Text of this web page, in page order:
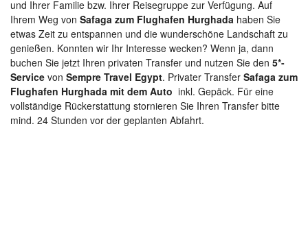
und Ihrer Familie bzw. Ihrer Reisegruppe zur Verfügung. Auf
Ihrem Weg von Safaga zum Flughafen Hurghada haben Sie
etwas Zeit zu entspannen und die wunderschöne Landschaft zu
genießen. Konnten wir Ihr Interesse wecken? Wenn ja, dann
buchen Sie jetzt Ihren privaten Transfer und nutzen Sie den 5*-
Service von Sempre Travel Egypt. Privater Transfer Safaga zum
Flughafen Hurghada mit dem Auto inkl. Gepäck. Für eine
vollständige Rückerstattung stornieren Sie Ihren Transfer bitte
mind. 24 Stunden vor der geplanten Abfahrt.